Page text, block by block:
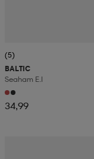
(5)
BALTIC
Seaham E.i
34,99